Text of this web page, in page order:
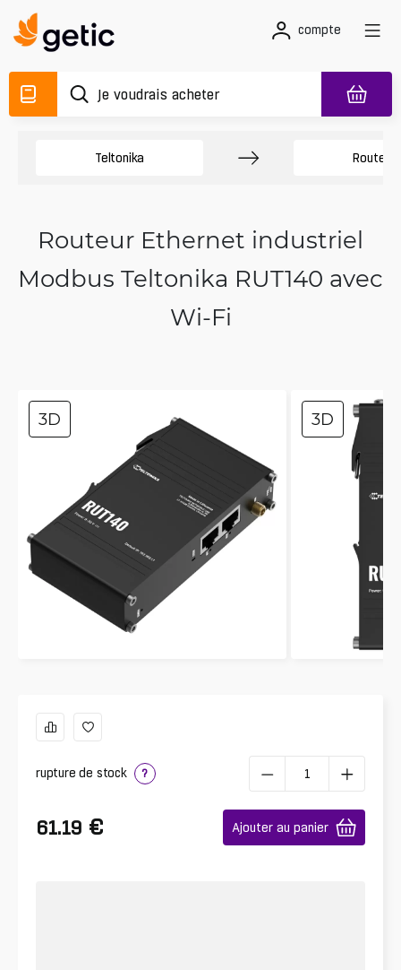
compte
Teltonika Routeurs
Routeur Ethernet industriel
Modbus Teltonika RUT140 avec
Wi-Fi
3D 3D
rupture de stock ?
61.19 € Ajouter au panier